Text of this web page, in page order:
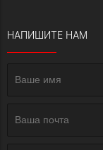
НАПИШИТЕ НАМ